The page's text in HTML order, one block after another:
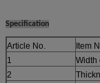
Specification
Article No. Item
1
Width
2